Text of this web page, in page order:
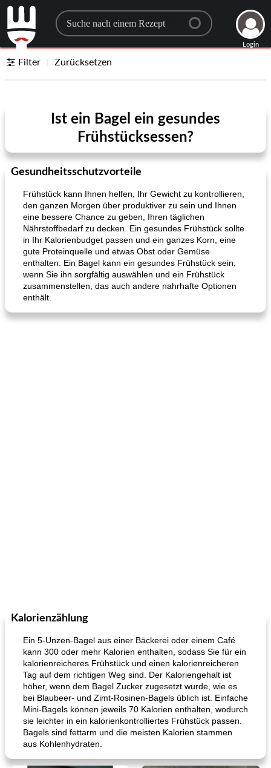
Search for a recipe
Login
Filter Zurücksetzen
Ist ein Bagel ein gesundes
Frühstücksessen?
Gesundheitsschutzvorteile
Frühstück kann Ihnen helfen, Ihr Gewicht zu kontrollieren,
den ganzen Morgen über produktiver zu sein und Ihnen
eine bessere Chance zu geben, Ihren täglichen
Nährstoffbedarf zu decken. Ein gesundes Frühstück sollte
in Ihr Kalorienbudget passen und ein ganzes Korn, eine
gute Proteinquelle und etwas Obst oder Gemüse
enthalten. Ein Bagel kann ein gesundes Frühstück sein,
wenn Sie ihn sorgfältig auswählen und ein Frühstück
zusammenstellen, das auch andere nahrhafte Optionen
enthält.
Kalorienzählung
Ein 5-Unzen-Bagel aus einer Bäckerei oder einem Café
kann 300 oder mehr Kalorien enthalten, sodass Sie für ein
kalorienreicheres Frühstück und einen kalorienreicheren
Tag auf dem richtigen Weg sind. Der Kaloriengehalt ist
höher, wenn dem Bagel Zucker zugesetzt wurde, wie es
bei Blaubeer- und Zimt-Rosinen-Bagels üblich ist. Einfache
Mini-Bagels können jeweils 70 Kalorien enthalten, wodurch
sie leichter in ein kalorienkontrolliertes Frühstück passen.
Bagels sind fettarm und die meisten Kalorien stammen
aus Kohlenhydraten.